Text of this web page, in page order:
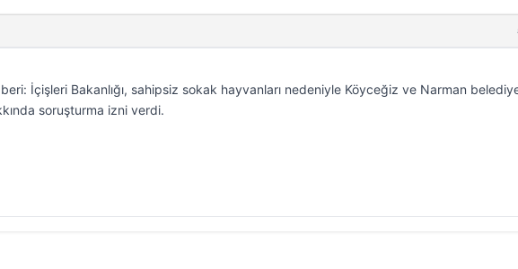
İçişleri Bakanlığı, sahipsiz sokak hayvanları nedeniyle Köyceğiz ve Narman
soruşturma izni verdi.